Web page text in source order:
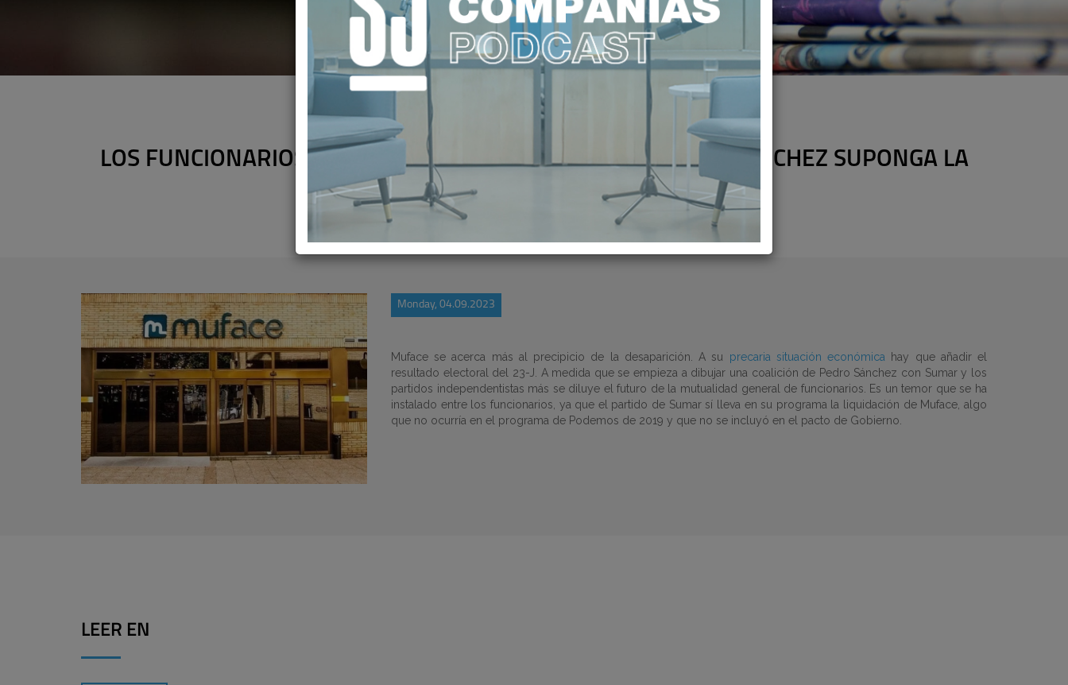
LOS FUNCIONARIOS TEMEN QUE UNA NUEVA COALICIÓN DE SÁNCHEZ SUPONGA LA
LIQUIDACIÓN DE MUFACE
Monday, 04.09.2023
Muface se acerca más al precipicio de la desaparición . A su precaria situación económica
hay que añadir el
resultado electoral del 23-J. A medida que se empieza a dibujar una coalición de Pedro Sánchez con Sumar y los
partidos independentistas más sediluye el futuro de la mutualidad general de funcionarios.
Es un temor que se ha
instalado entre los funcionarios, ya que el partido de Sumar sí lleva en su programa la liquidación de Muface, algo
que no ocurría en el programa de Podemos de 2019 y que no se incluyó en el pacto de Gobierno.
LEER EN